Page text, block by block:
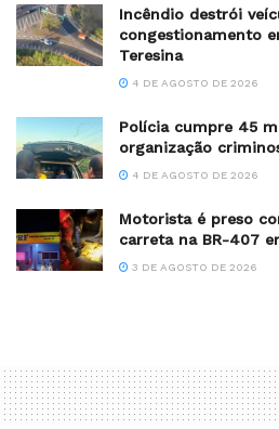
Incêndio destrói
congestionamento
Teresina
4 DE AGOSTO DE 2026
Polícia cumpre 45
organização
4 DE AGOSTO DE 2026
Motorista é preso
carreta na BR-407
3 DE AGOSTO DE 2026